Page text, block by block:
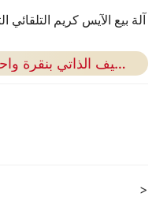
التحكم الذكي عن بعد والتنظيف الذاتي بنقرة واحدة| 65٪+ هامش الربح الإجمالي
>